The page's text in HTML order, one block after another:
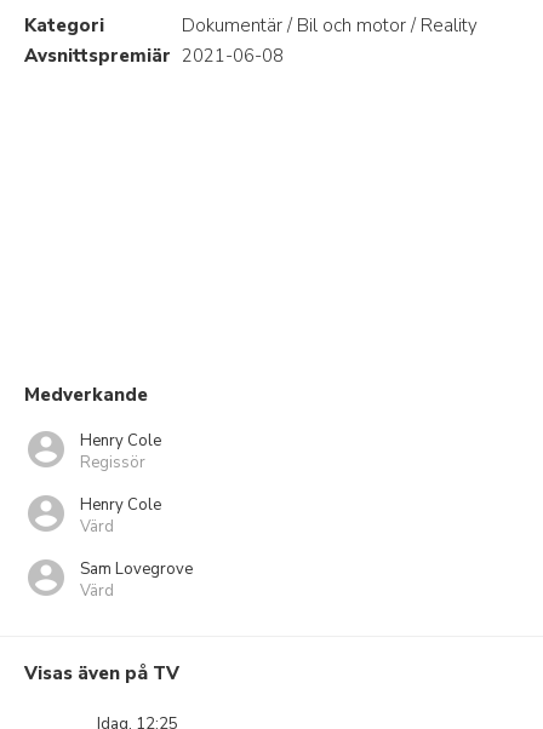
Kategori
Dokumentär / Bil och motor / Reality
Avsnittspremiär 2021-06-08
Medverkande
Henry Cole
Regissör
Henry Cole
Värd
Sam Lovegrove
Värd
Visas även på TV
Idag, 12:25